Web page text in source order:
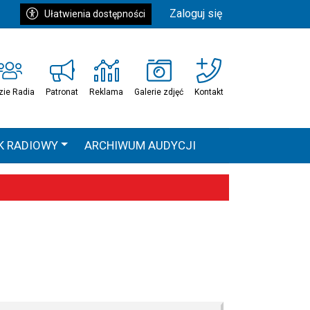
Ułatwienia dostępności Zaloguj się
Radia Patronat Reklama Galerie zdjęć Kontakt
RADIOWY ARCHIWUM AUDYCJI
HEAVEN TOUR